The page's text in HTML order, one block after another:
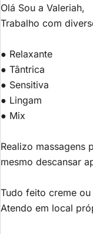
Olá Sou a Valeriah,
Trabalho com
● Relaxante
● Tântrica
● Sensitiva
● Lingam
● Mix
Realizo massagens
mesmo descansar
Tudo feito creme
Atendo em local